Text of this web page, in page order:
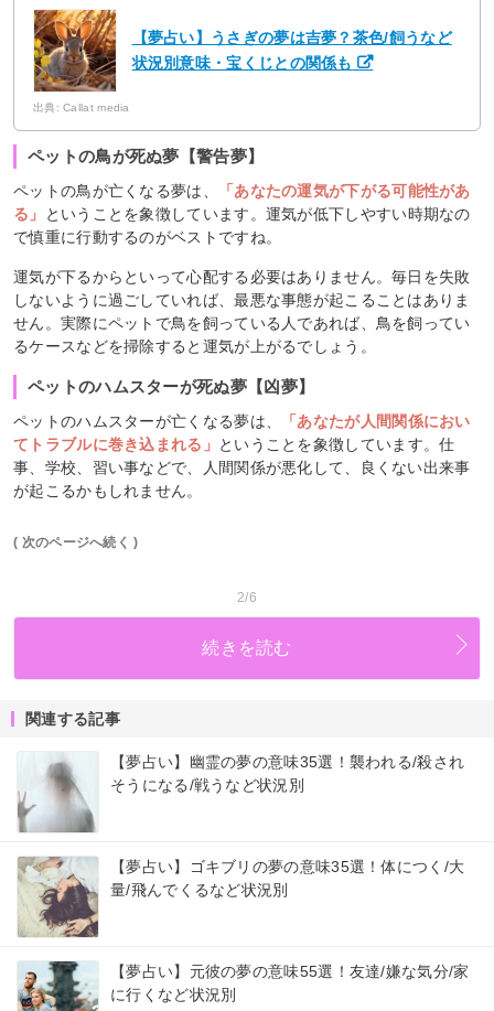
【夢占い】うさぎの夢は吉夢？茶色/飼うなど
状況別意味・宝くじとの関係も
出典: Callat media
ペットの鳥が死ぬ夢【警告夢】
ペットの鳥が亡くなる夢は、
「あなたの運気が下がる可能性があ
る」
ということを象徴しています。運気が低下しやすい時期なの
で慎重に行動するのがベストですね。
運気が下るからといって心配する必要はありません。毎日を失敗
しないように過ごしていれば、最悪な事態が起こることはありま
せん。実際にペットで鳥を飼っている人であれば、鳥を飼ってい
るケースなどを掃除すると運気が上がるでしょう。
ペットのハムスターが死ぬ夢【凶夢】
ペットのハムスターが亡くなる夢は、
「あなたが人間関係におい
てトラブルに巻き込まれる」 ということを象徴しています。仕
事、学校、習い事などで、人間関係が悪化して、良くない出来事
が起こるかもしれません。
( 次のページへ続く )
2/6
続きを読む
関連する記事
【夢占い】幽霊の夢の意味35選！襲われる/殺され
そうになる/戦うなど状況別
【夢占い】ゴキブリの夢の意味35選！体につく/大
量/飛んでくるなど状況別
【夢占い】元彼の夢の意味55選！友達/嫌な気分/家
に行くなど状況別